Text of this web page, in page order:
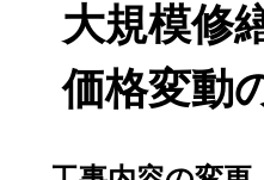
大規模修
価格変動